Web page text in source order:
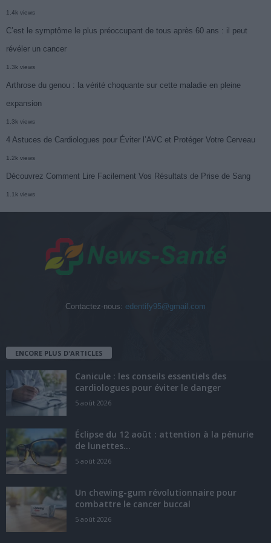
1.4k views
C’est le symptôme le plus préoccupant de tous après 60 ans : il peut
révéler un cancer
1.3k views
Arthrose du genou : la vérité choquante sur cette maladie en pleine
expansion
1.3k views
4 Astuces de Cardiologues pour Éviter l’AVC et Protéger Votre Cerveau
1.2k views
Découvrez Comment Lire Facilement Vos Résultats de Prise de Sang
1.1k views
Contactez-nous: edentify95@gmail.com
ENCORE PLUS D'ARTICLES
Canicule : les conseils essentiels des
cardiologues pour éviter le danger
5 août 2026
Éclipse du 12 août : attention à la pénurie
de lunettes...
5 août 2026
Un chewing-gum révolutionnaire pour
combattre le cancer buccal
5 août 2026